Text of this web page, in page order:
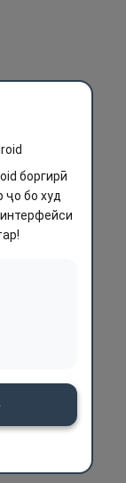
боргирӣ
ҷо бо худ